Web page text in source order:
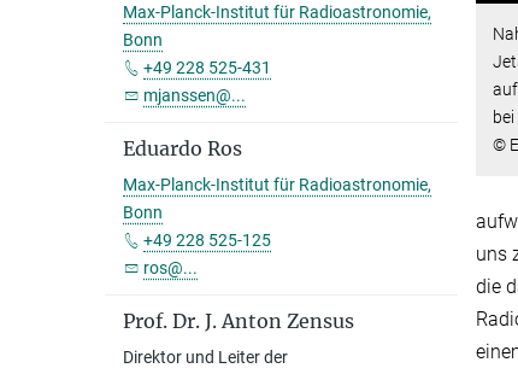
bei
©
uns
die
Max-Planck-Institut für Radioastronomie,
Bonn
+49 228 525-431
mjanssen@...
Eduardo Ros
Max-Planck-Institut für Radioastronomie,
Bonn
+49 228 525-125
ros@...
Prof. Dr. J. Anton Zensus
Direktor und Leiter der